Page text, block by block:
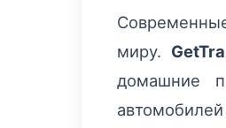
миру.
домашние